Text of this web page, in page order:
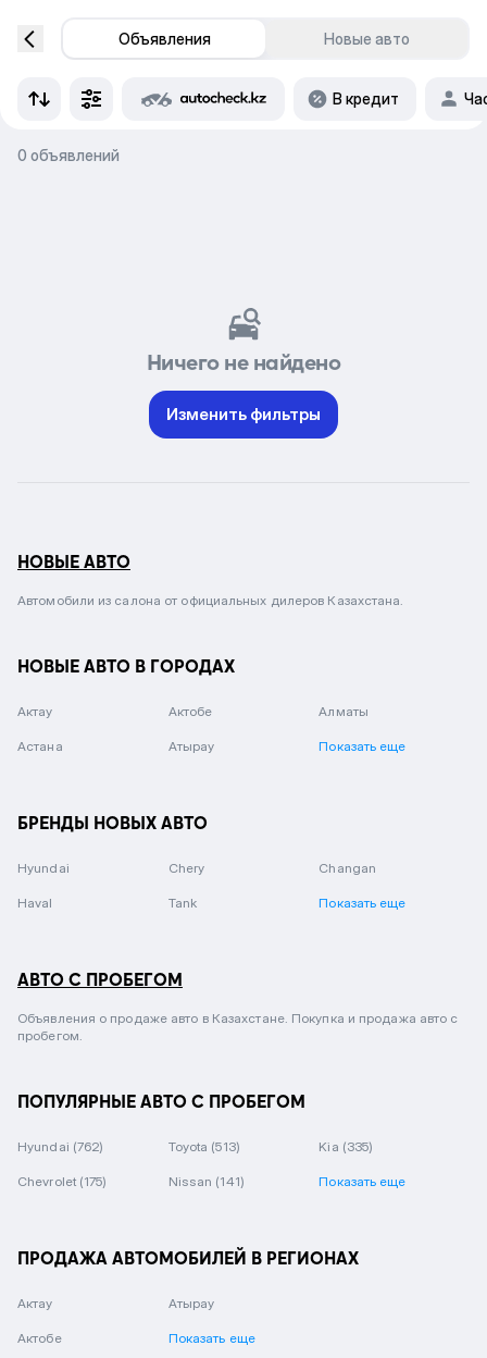
Объявления Новые авто
В кредит
0 объявлений
Ничего не найдено
Изменить фильтры
НОВЫЕ АВТО
Автомобили из салона от официальных дилеров Казахстана.
НОВЫЕ АВТО В ГОРОДАХ
Актау Актобе Алматы
Астана Атырау Показать еще
БРЕНДЫ НОВЫХ АВТО
Hyundai Chery Changan
Haval Tank Показать еще
АВТО С ПРОБЕГОМ
Объявления о продаже авто в Казахстане. Покупка и продажа авто с
пробегом.
ПОПУЛЯРНЫЕ АВТО С ПРОБЕГОМ
Hyundai (762) Toyota (513) Kia (335)
Chevrolet (175) Nissan (141) Показать еще
ПРОДАЖА АВТОМОБИЛЕЙ В РЕГИОНАХ
Актау
Актобе
Атырау
Показать еще